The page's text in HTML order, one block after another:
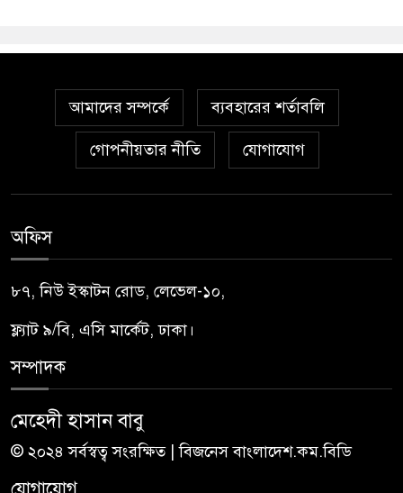
আমাদের সম্পর্কে ব্যবহারের শর্তাবলি
গোপনীয়তার নীতি যোগাযোগ
অফিস
৮৭, নিউ ইস্কাটন রোড, লেভেল-১০,
ফ্ল্যাট ৯/বি, এসি মার্কেট, ঢাকা।
সম্পাদক
মেহেদী হাসান বাবু
© ২০২৪ সর্বস্বত্ব সংরক্ষিত | বিজনেস বাংলাদেশ.কম.বিডি